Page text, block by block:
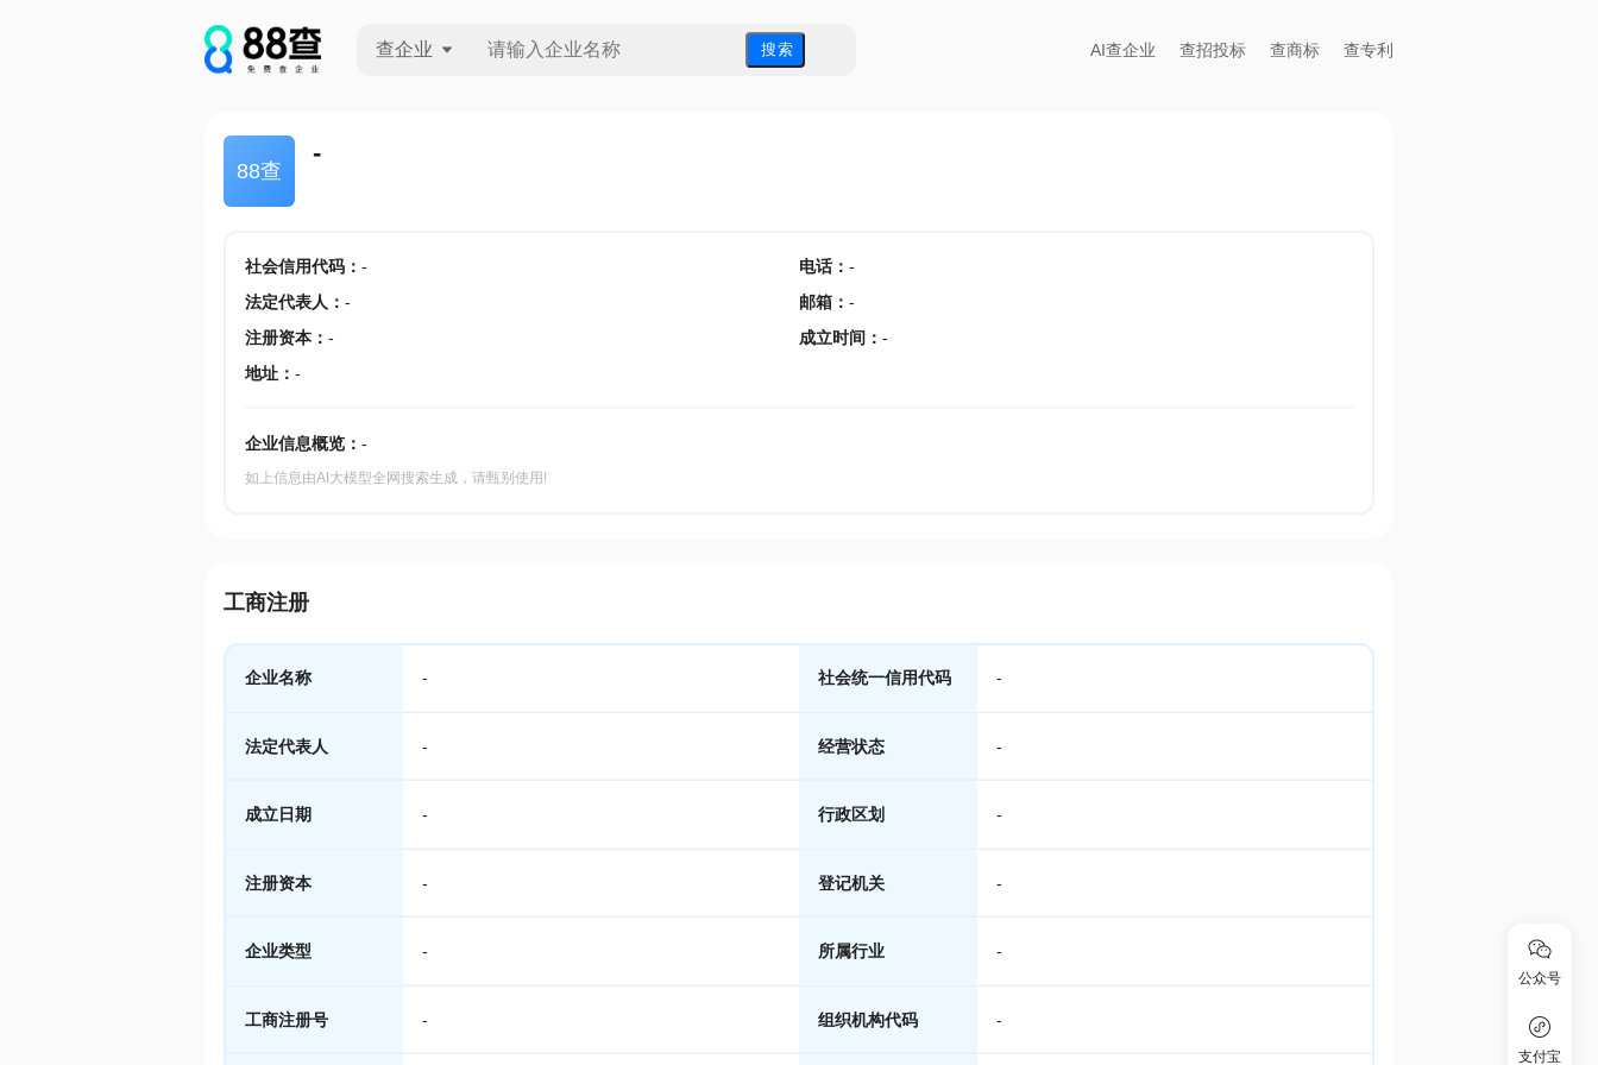
查企业 搜 索 AI查企业 查招投标 查商标 查专利
88查
-
社会信用代码： - 电话： -
法定代表人 ： - 邮箱 ： -
注册资本： - 成立时间 ： -
地址： -
企业信息概览： -
如上信息由AI大模型全网搜索生成，请甄别使用!
工商注册
企业名称 - 社会统一信用代码 -
法定代表人 - 经营状态 -
成立日期 - 行政区划 -
注册资本 - 登记机关 -
企业类型 - 所属行业 -
工商注册号 - 组织机构代码 -
公众号
支付宝